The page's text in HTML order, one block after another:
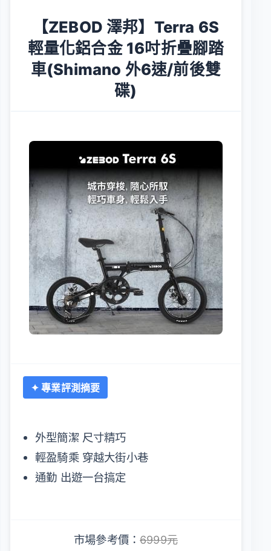
【ZEBOD 澤邦】Terra 6S
輕量化鋁合金 16吋折疊腳踏
車(Shimano 外6速/前後雙
碟)
✦ 專業評測摘要
外型簡潔 尺寸精巧
輕盈騎乘 穿越大街小巷
通勤 出遊一台搞定
市場參考價：6999元